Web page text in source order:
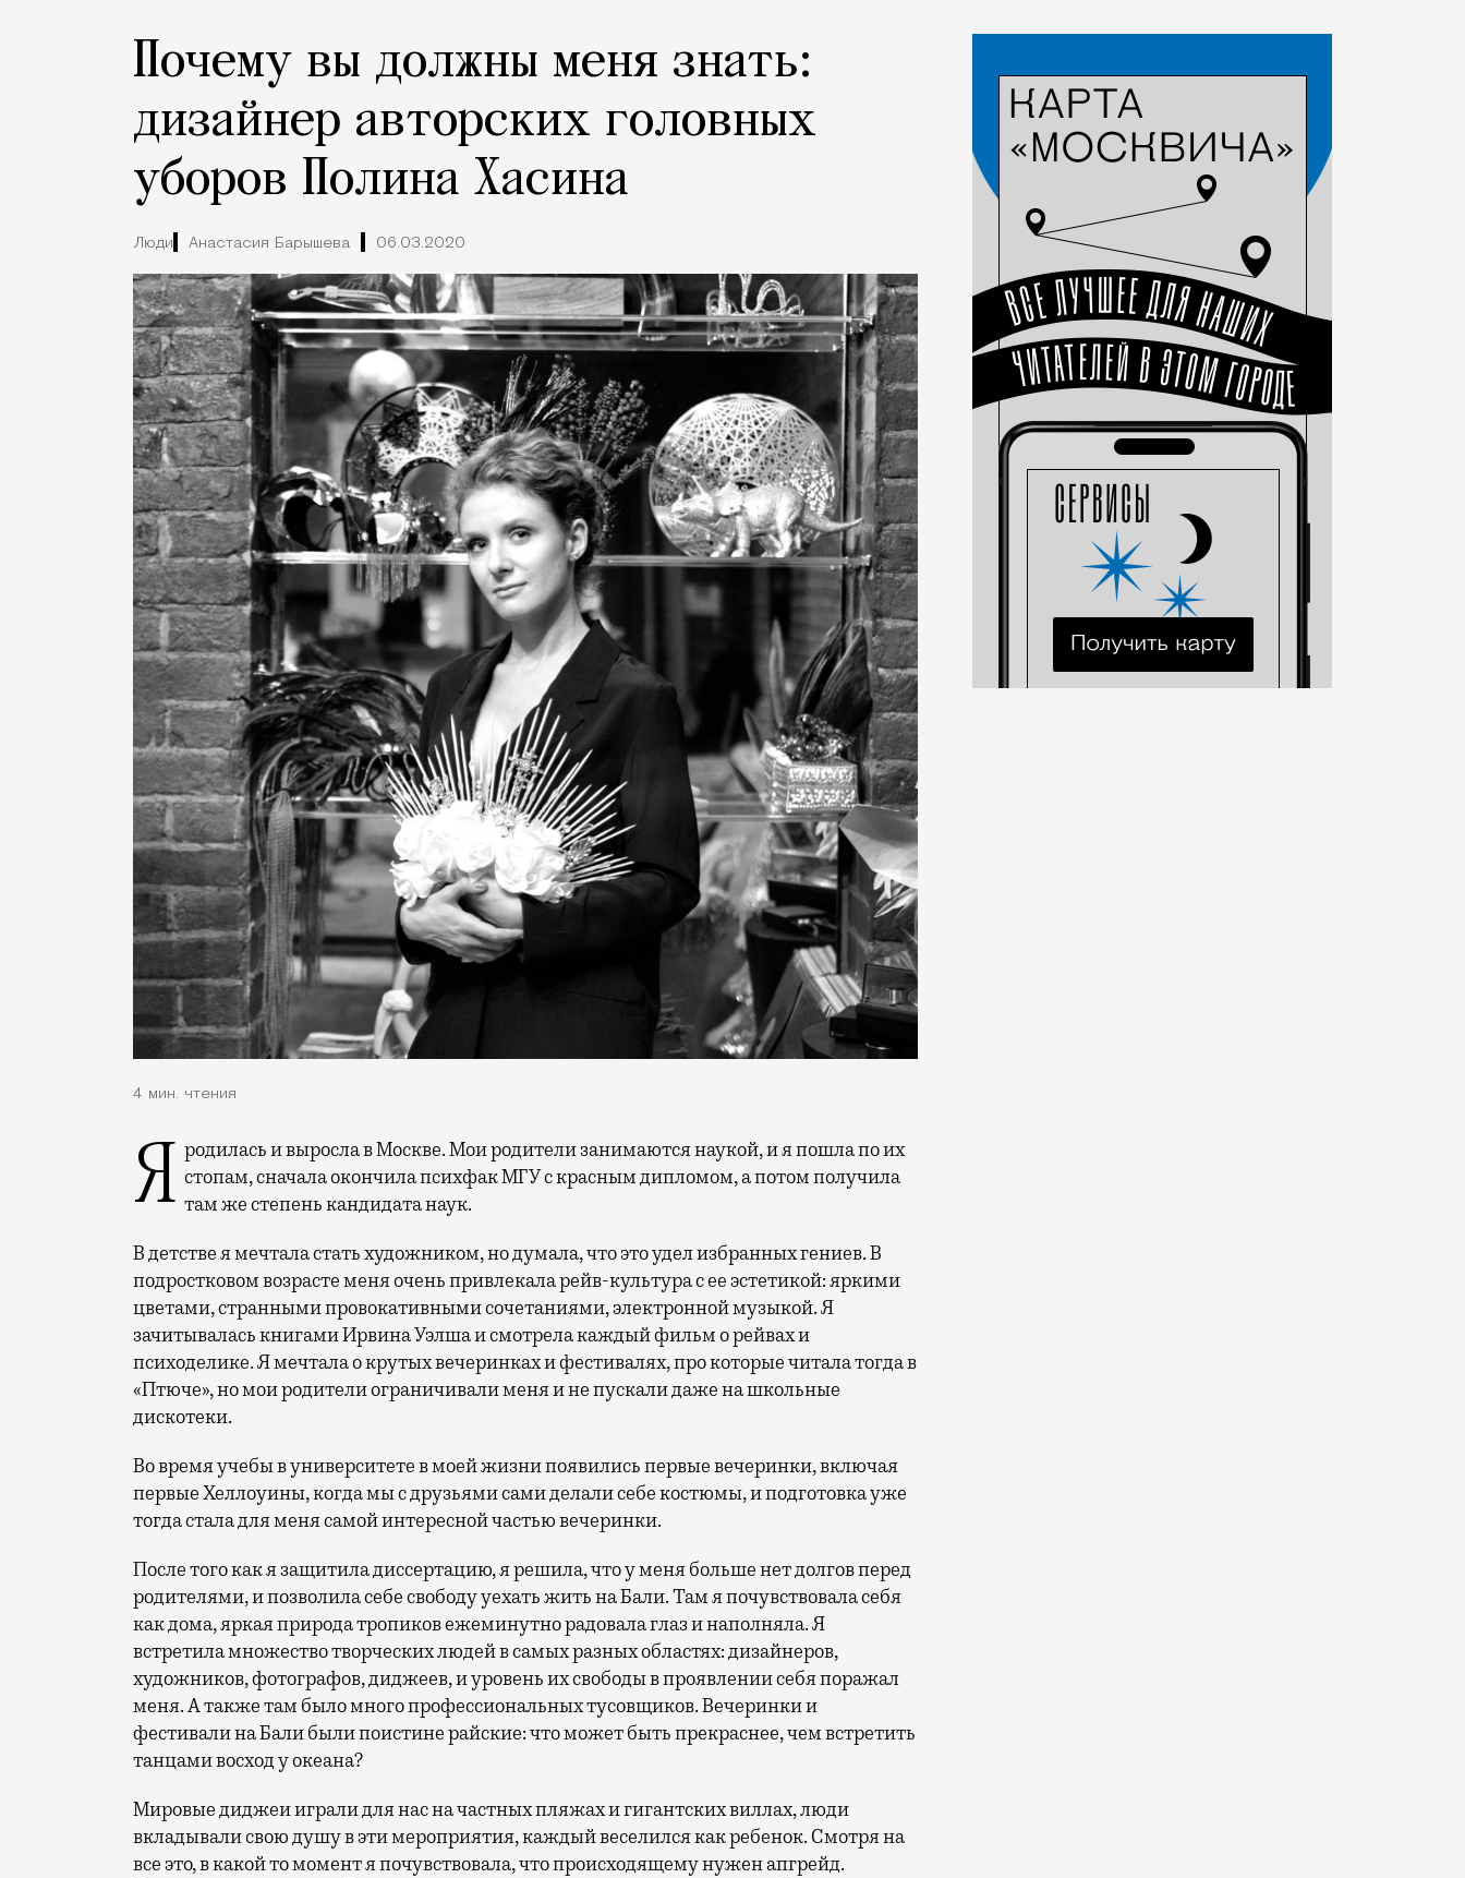
Почему вы должны меня знать:
дизайнер авторских головных
уборов Полина Хасина
Люди Анастасия Барышева 06.03.2020
4 мин. чтения
Я родилась и выросла в Москве. Мои родители занимаются наукой, и я пошла по их стопам, сначала окончила психфак МГУ с красным дипломом, а потом получила
там же степень кандидата наук.
В детстве я мечтала стать художником, но думала, что это удел избранных гениев. В
подростковом возрасте меня очень привлекала рейв-культура с ее эстетикой: яркими
цветами, странными провокативными сочетаниями, электронной музыкой. Я
зачитывалась книгами Ирвина Уэлша и смотрела каждый фильм о рейвах и
психоделике. Я мечтала о крутых вечеринках и фестивалях, про которые читала тогда в
«Птюче», но мои родители ограничивали меня и не пускали даже на школьные
дискотеки.
Во время учебы в университете в моей жизни появились первые вечеринки, включая
первые Хеллоуины, когда мы с друзьями сами делали себе костюмы, и подготовка уже
тогда стала для меня самой интересной частью вечеринки.
После того как я защитила диссертацию, я решила, что у меня больше нет долгов перед
родителями, и позволила себе свободу уехать жить на Бали. Там я почувствовала себя
как дома, яркая природа тропиков ежеминутно радовала глаз и наполняла. Я
встретила множество творческих людей в самых разных областях: дизайнеров,
художников, фотографов, диджеев, и уровень их свободы в проявлении себя поражал
меня. А также там было много профессиональных тусовщиков. Вечеринки и
фестивали на Бали были поистине райские: что может быть прекраснее, чем встретить
танцами восход у океана?
Мировые диджеи играли для нас на частных пляжах и гигантских виллах, люди
вкладывали свою душу в эти мероприятия, каждый веселился как ребенок. Смотря на
все это, в какой то момент я почувствовала, что происходящему нужен апгрейд.